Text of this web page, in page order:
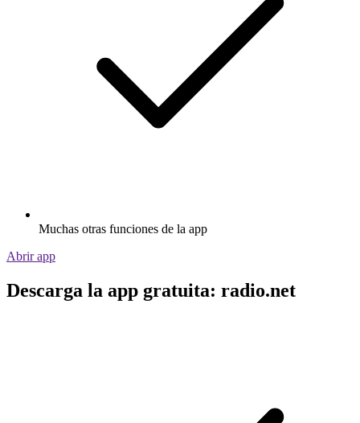
Muchas otras funciones de la app
Abrir app
Descarga la app gratuita: radio.net